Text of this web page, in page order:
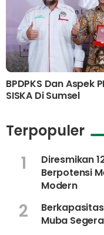
BPDPKS Dan Aspek
SISKA Di Sumsel
Terpopuler
1
Diresmikan
Berpotensi
Modern
2
Muba